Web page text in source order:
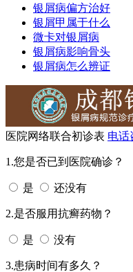
银屑病偏方治好
银屑甲属于什么
微卡对银屑病
银屑病影响骨头
银屑病怎么辨证
医院网络联合初诊表 电话
1.您是否已到医院确诊？
是 还没有
2.是否服用抗癣药物？
是 没有
3.患病时间有多久？